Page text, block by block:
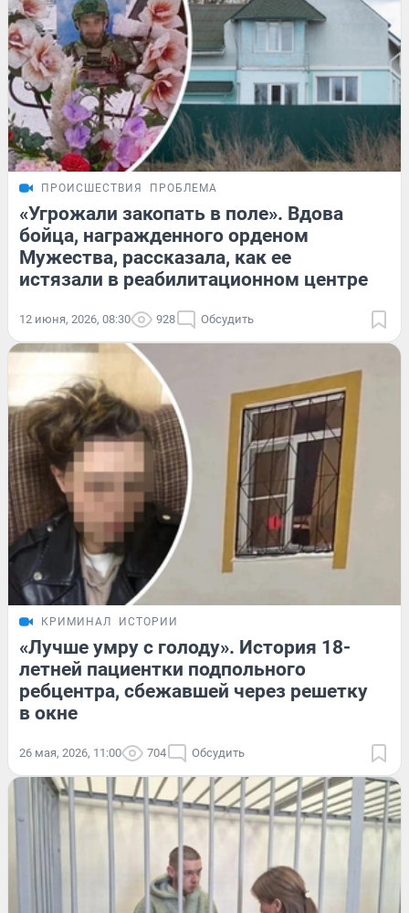
ПРОИСШЕСТВИЯ ПРОБЛЕМА
«Угрожали закопать в поле». Вдова
бойца, награжденного орденом
Мужества, рассказала, как ее
истязали в реабилитационном центре
12 июня, 2026, 08:30 928 Обсудить
КРИМИНАЛ ИСТОРИИ
«Лучше умру с голоду». История 18-
летней пациентки подпольного
ребцентра, сбежавшей через решетку
в окне
26 мая, 2026, 11:00 704 Обсудить